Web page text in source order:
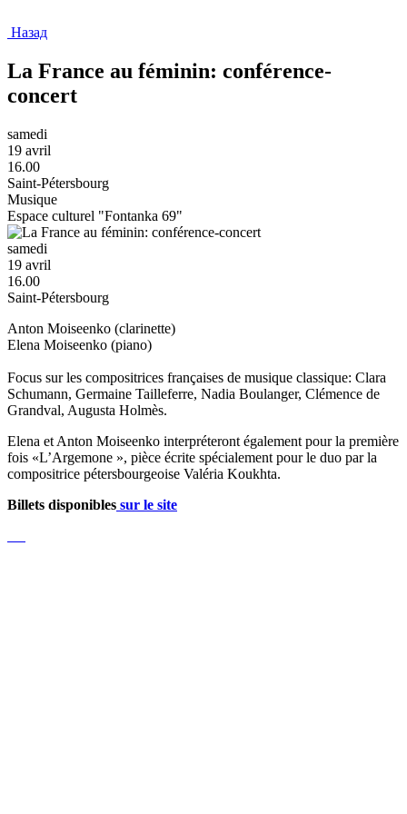
Назад
La France au féminin: conférence-
concert
samedi
19 avril
16.00
Saint-Pétersbourg
Musique
Espace culturel "Fontanka 69"
samedi
19 avril
16.00
Saint-Pétersbourg
Anton Moiseenko (clarinette)
Elena Moiseenko (piano)
Focus sur les compositrices françaises de musique classique: Clara
Schumann, Germaine Tailleferre, Nadia Boulanger, Clémence de
Grandval, Augusta Holmès.
Elena et Anton Moiseenko interpréteront également pour la première
fois «L’Argemone », pièce écrite spécialement pour le duo par la
compositrice pétersbourgeoise Valéria Koukhta.
Billets disponibles sur le site